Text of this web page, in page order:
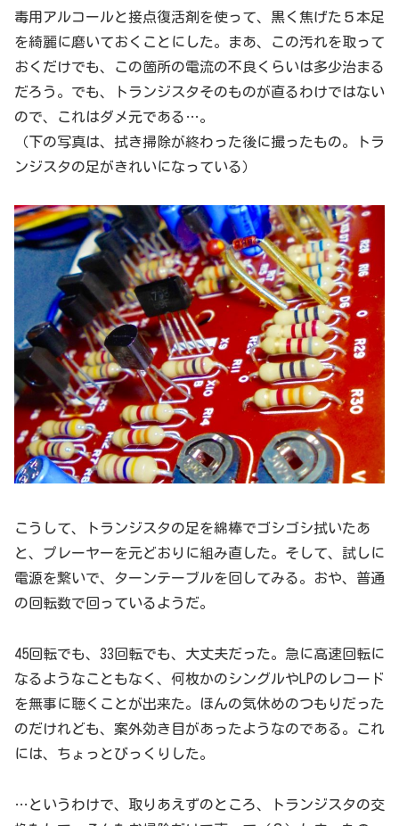
毒用アルコールと接点復活剤を使って、黒く焦げた５本足
を綺麗に磨いておくことにした。まあ、この汚れを取って
おくだけでも、この箇所の電流の不良くらいは多少治まる
だろう。でも、トランジスタそのものが直るわけではない
ので、これはダメ元である…。
（下の写真は、拭き掃除が終わった後に撮ったもの。トラ
ンジスタの足がきれいになっている）
こうして、トランジスタの足を綿棒でゴシゴシ拭いたあ
と、プレーヤーを元どおりに組み直した。そして、試しに
電源を繋いで、ターンテーブルを回してみる。おや、普通
の回転数で回っているようだ。
45回転でも、33回転でも、大丈夫だった。急に高速回転に
なるようなこともなく、何枚かのシングルやLPのレコード
を無事に聴くことが出来た。ほんの気休めのつもりだった
のだけれども、案外効き目があったようなのである。これ
には、ちょっとびっくりした。
…というわけで、取りあえずのところ、トランジスタの交